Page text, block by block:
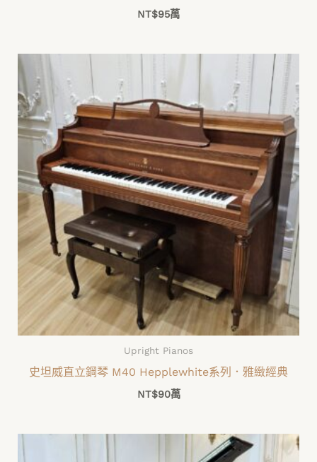
NT$95萬
Upright Pianos
史坦威直立鋼琴 M40 Hepplewhite系列．雅緻經典
NT$90萬